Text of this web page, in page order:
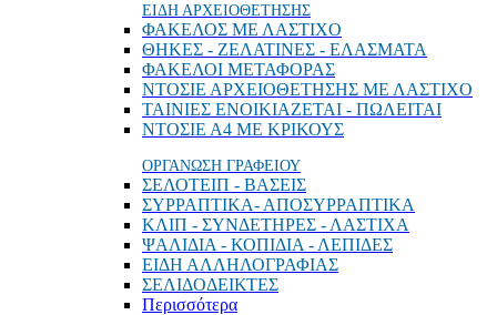
ΕΙΔΗ ΑΡΧΕΙΟΘΕΤΗΣΗΣ
ΦΑΚΕΛΟΣ ΜΕ ΛΑΣΤΙΧΟ
ΘΗΚΕΣ - ΖΕΛΑΤΙΝΕΣ - ΕΛΑΣΜΑΤΑ
ΦΑΚΕΛΟΙ ΜΕΤΑΦΟΡΑΣ
ΝΤΟΣΙΕ ΑΡΧΕΙΟΘΕΤΗΣΗΣ ΜΕ ΛΑΣΤΙΧΟ
ΤΑΙΝΙΕΣ ΕΝΟΙΚΙΑΖΕΤΑΙ - ΠΩΛΕΙΤΑΙ
ΝΤΟΣΙΕ Α4 ΜΕ ΚΡΙΚΟΥΣ
ΟΡΓΑΝΩΣΗ ΓΡΑΦΕΙΟΥ
ΣΕΛΟΤΕΙΠ - ΒΑΣΕΙΣ
ΣΥΡΡΑΠΤΙΚΑ- ΑΠΟΣΥΡΡΑΠΤΙΚΑ
ΚΛΙΠ - ΣΥΝΔΕΤΗΡΕΣ - ΛΑΣΤΙΧΑ
ΨΑΛΙΔΙΑ - ΚΟΠΙΔΙΑ - ΛΕΠΙΔΕΣ
ΕΙΔΗ ΑΛΛΗΛΟΓΡΑΦΙΑΣ
ΣΕΛΙΔΟΔΕΙΚΤΕΣ
Περισσότερα